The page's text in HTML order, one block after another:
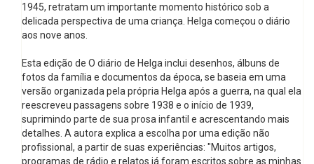
1945, retratam um importante momento histórico sob a
delicada perspectiva de uma criança. Helga começou o diário
aos nove anos.
Esta edição de O diário de Helga inclui desenhos, álbuns de
fotos da família e documentos da época, se baseia em uma
versão organizada pela própria Helga após a guerra, na qual ela
reescreveu passagens sobre 1938 e o início de 1939,
suprimindo parte de sua prosa infantil e acrescentando mais
detalhes. A autora explica a escolha por uma edição não
profissional, a partir de suas experiências: "Muitos artigos,
programas de rádio e relatos já foram escritos sobre as minhas